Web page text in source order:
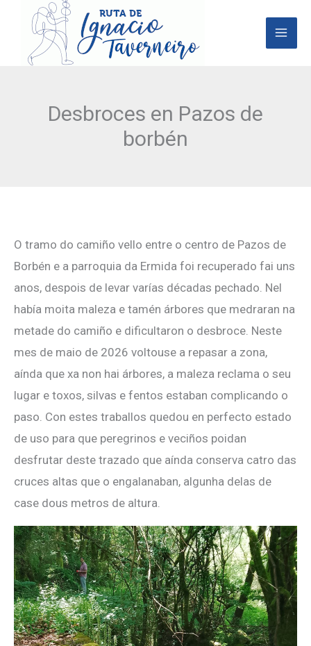
contenido
Desbroces en Pazos de
borbén
O tramo do camiño vello entre o centro de Pazos de
Borbén e a parroquia da Ermida foi recuperado fai uns
anos, despois de levar varías décadas pechado. Nel
había moita maleza e tamén árbores que medraran na
metade do camiño e dificultaron o desbroce. Neste
mes de maio de 2026 voltouse a repasar a zona,
aínda que xa non hai árbores, a maleza reclama o seu
lugar e toxos, silvas e fentos estaban complicando o
paso. Con estes traballos quedou en perfecto estado
de uso para que peregrinos e veciños poidan
desfrutar deste trazado que aínda conserva catro das
cruces altas que o engalanaban, algunha delas de
case dous metros de altura.